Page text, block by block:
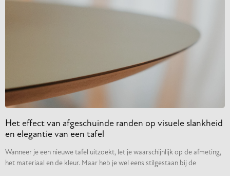
Het effect van afgeschuinde randen op visuele slankheid
en elegantie van een tafel
Wanneer je een nieuwe tafel uitzoekt, let je waarschijnlijk op de afmeting,
het materiaal en de kleur. Maar heb je wel eens stilgestaan bij de